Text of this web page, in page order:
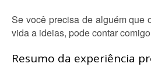
Se você precisa de alguém que
vida a ideias, pode contar
Resumo da experiência